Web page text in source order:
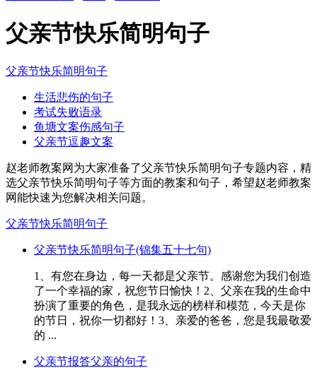
父亲节快乐简明句子
父亲节快乐简明句子
生活悲伤的句子
考试失败语录
鱼塘文案伤感句子
父亲节逗趣文案
赵老师教案网为大家准备了父亲节快乐简明句子专题内容，精
选父亲节快乐简明句子等方面的教案和句子，希望赵老师教案
网能快速为您解决相关问题。
父亲节快乐简明句子
父亲节快乐简明句子(锦集五十七句)
1、有您在身边，每一天都是父亲节。感谢您为我们创造
了一个幸福的家，祝您节日愉快！2、父亲在我的生命中
扮演了重要的角色，是我永远的榜样和模范，今天是你
的节日，祝你一切都好！3、亲爱的爸爸，您是我最敬爱
的 ...
父亲节报答父亲的句子